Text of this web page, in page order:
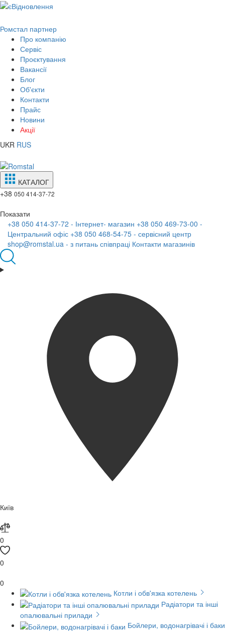
Ромстал партнер
Про компанію
Сервіс
Проєктування
Вакансії
Блог
Об'єкти
Контакти
Прайс
Новини
Акції
UKR RUS
КАТАЛОГ
+38 050 414-37-72
Показати
+38 050 414-37-72 - Інтернет- магазин +38 050 469-73-00 -
Центральний офіс +38 050 468-54-75 - сервісний центр
shop@romstal.ua - з питань співпраці Контакти магазинів
Київ
0
0
0
Котли і обв'язка котелень
Радіатори та інші
опалювальні прилади
Бойлери, водонагрівачі і баки